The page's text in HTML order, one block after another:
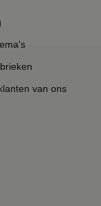
van ons